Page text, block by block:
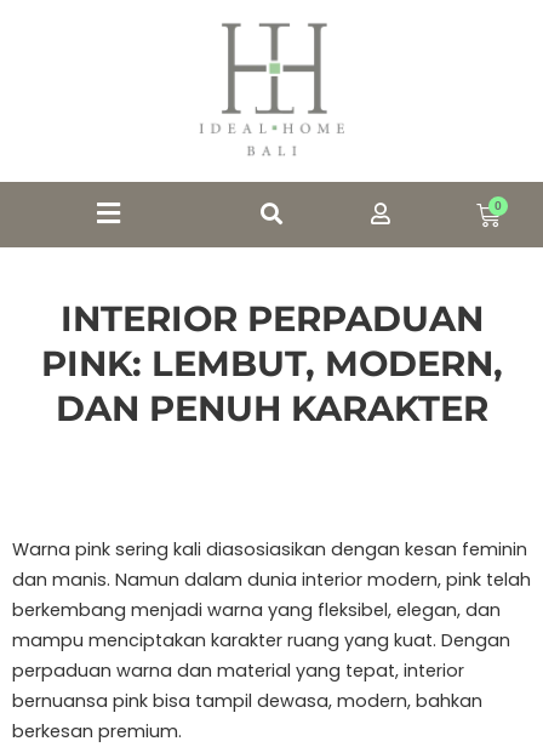
0
INTERIOR PERPADUAN
PINK: LEMBUT, MODERN,
DAN PENUH KARAKTER
Warna pink sering kali diasosiasikan dengan kesan feminin
dan manis. Namun dalam dunia interior modern, pink telah
berkembang menjadi warna yang fleksibel, elegan, dan
mampu menciptakan karakter ruang yang kuat. Dengan
perpaduan warna dan material yang tepat, interior
bernuansa pink bisa tampil dewasa, modern, bahkan
berkesan premium.